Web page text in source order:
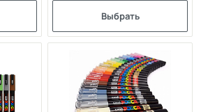
Выбрать